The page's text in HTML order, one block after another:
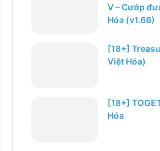
V – Cướp
Hóa (v1.66)
[18+]
Việt Hóa)
[18+]
Hóa